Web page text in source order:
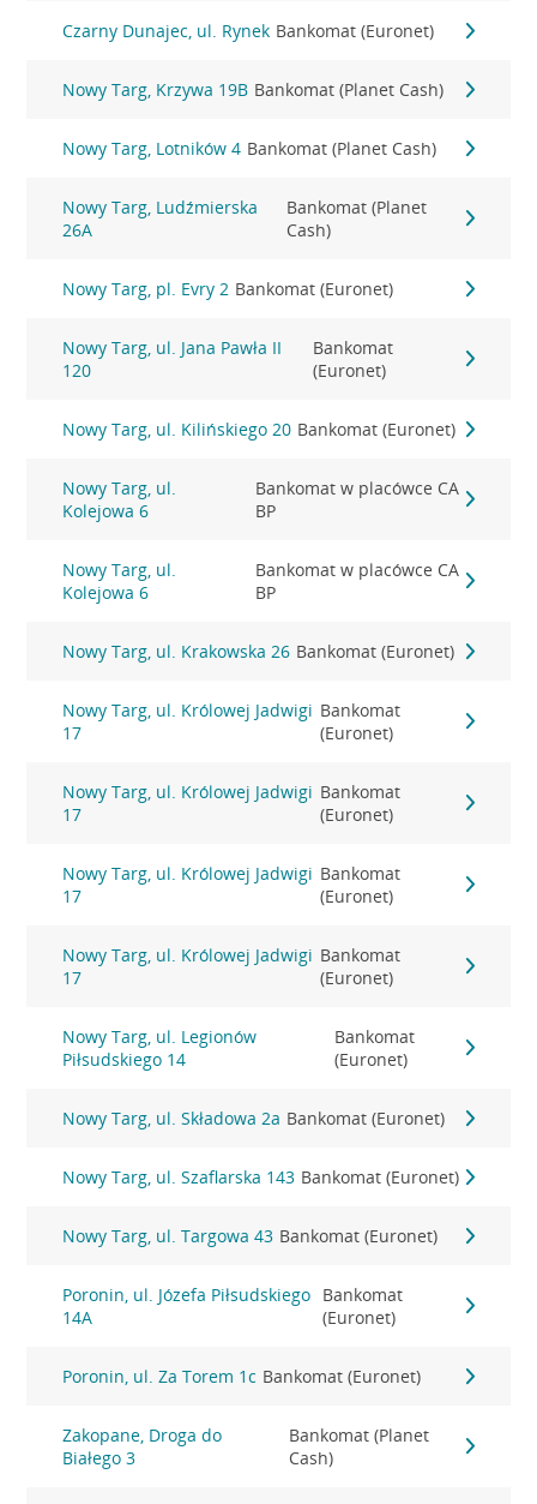
Czarny Dunajec, ul. Rynek Bankomat (Euronet)
Nowy Targ, Krzywa 19B Bankomat (Planet Cash)
Nowy Targ, Lotników 4 Bankomat (Planet Cash)
Nowy Targ, Ludźmierska
26A
Bankomat (Planet
Cash)
Nowy Targ, pl. Evry 2 Bankomat (Euronet)
Nowy Targ, ul. Jana Pawła II
120
Bankomat
(Euronet)
Nowy Targ, ul. Kilińskiego 20 Bankomat (Euronet)
Nowy Targ, ul.
Kolejowa 6
Bankomat w placówce CA
BP
Nowy Targ, ul.
Kolejowa 6
Bankomat w placówce CA
BP
Nowy Targ, ul. Krakowska 26 Bankomat (Euronet)
Nowy Targ, ul. Królowej Jadwigi
17
Bankomat
(Euronet)
Nowy Targ, ul. Królowej Jadwigi
17
Bankomat
(Euronet)
Nowy Targ, ul. Królowej Jadwigi
17
Bankomat
(Euronet)
Nowy Targ, ul. Królowej Jadwigi
17
Bankomat
(Euronet)
Nowy Targ, ul. Legionów
Piłsudskiego 14
Bankomat
(Euronet)
Nowy Targ, ul. Składowa 2a Bankomat (Euronet)
Nowy Targ, ul. Szaflarska 143 Bankomat (Euronet)
Nowy Targ, ul. Targowa 43 Bankomat (Euronet)
Poronin, ul. Józefa Piłsudskiego
14A
Bankomat
(Euronet)
Poronin, ul. Za Torem 1c Bankomat (Euronet)
Zakopane, Droga do
Białego 3
Bankomat (Planet
Cash)